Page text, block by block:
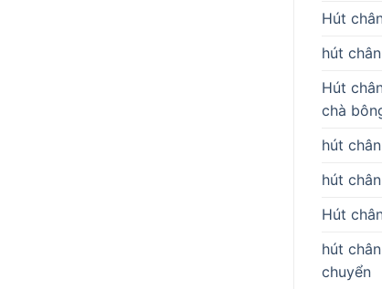
Hút
hút
Hút
chà
hút
hút
Hút
hút
chuyển